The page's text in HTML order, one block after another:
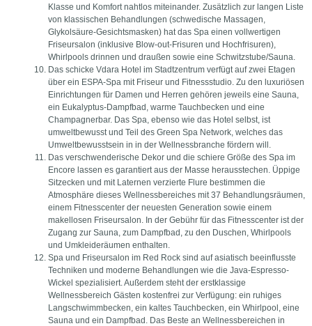
Klasse und Komfort nahtlos miteinander. Zusätzlich zur langen Liste
von klassischen Behandlungen (schwedische Massagen,
Glykolsäure-Gesichtsmasken) hat das Spa einen vollwertigen
Friseursalon (inklusive Blow-out-Frisuren und Hochfrisuren),
Whirlpools drinnen und draußen sowie eine Schwitzstube/Sauna.
Das schicke Vdara Hotel im Stadtzentrum verfügt auf zwei Etagen
über ein ESPA-Spa mit Friseur und Fitnessstudio. Zu den luxuriösen
Einrichtungen für Damen und Herren gehören jeweils eine Sauna,
ein Eukalyptus-Dampfbad, warme Tauchbecken und eine
Champagnerbar. Das Spa, ebenso wie das Hotel selbst, ist
umweltbewusst und Teil des Green Spa Network, welches das
Umweltbewusstsein in in der Wellnessbranche fördern will.
Das verschwenderische Dekor und die schiere Größe des Spa im
Encore lassen es garantiert aus der Masse herausstechen. Üppige
Sitzecken und mit Laternen verzierte Flure bestimmen die
Atmosphäre dieses Wellnessbereiches mit 37 Behandlungsräumen,
einem Fitnesscenter der neuesten Generation sowie einem
makellosen Friseursalon. In der Gebühr für das Fitnesscenter ist der
Zugang zur Sauna, zum Dampfbad, zu den Duschen, Whirlpools
und Umkleideräumen enthalten.
Spa und Friseursalon im Red Rock sind auf asiatisch beeinflusste
Techniken und moderne Behandlungen wie die Java-Espresso-
Wickel spezialisiert. Außerdem steht der erstklassige
Wellnessbereich Gästen kostenfrei zur Verfügung: ein ruhiges
Langschwimmbecken, ein kaltes Tauchbecken, ein Whirlpool, eine
Sauna und ein Dampfbad. Das Beste an Wellnessbereichen in